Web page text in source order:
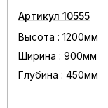
Артикул 10555
Высота : 1200мм
Ширина : 900мм
Глубина : 450мм